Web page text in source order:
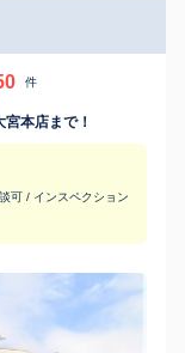
件
本店まで！
可 / インスペクション